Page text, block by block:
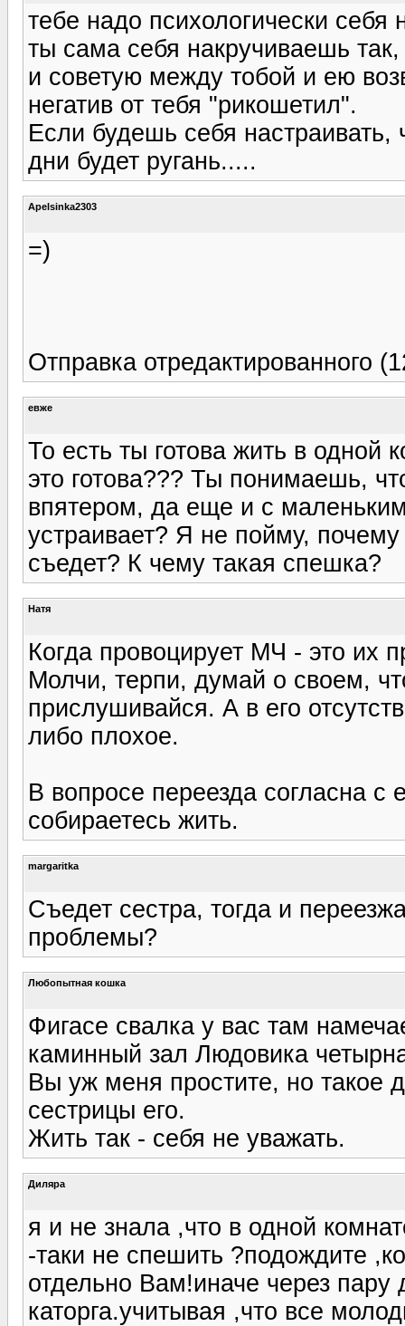
тебе надо психологически себя
ты сама себя накручиваешь так,
и советую между тобой и ею
негатив от тебя "рикошетил".
Если будешь себя
дни будет ругань.....
Apelsinka2303
=)
Отправка отредактированного
евже
То есть ты готова жить в
это готова??? Ты понимаешь,
впятером, да еще и с
устраивает? Я не пойму,
съедет? К чему такая спешка?
Натя
Когда провоцирует МЧ - это их
Молчи, терпи, думай о своем,
прислушивайся. А в его
либо плохое.
В вопросе переезда согласна
собираетесь жить.
margaritka
Съедет сестра, тогда и
проблемы?
Любопытная кошка
Фигасе свалка у вас там
каминный зал Людовика
Вы уж меня простите, но такое
сестрицы его.
Жить так - себя не уважать.
Диляра
я и не знала ,что в одной
-таки не спешить ?подождите
отдельно Вам!иначе через
каторга.учитывая ,что все